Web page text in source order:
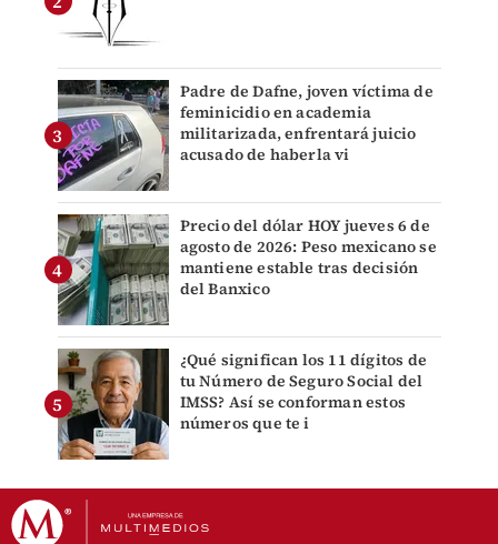
Padre de Dafne, joven víctima de
feminicidio en academia
militarizada, enfrentará juicio
acusado de haberla vi
Precio del dólar HOY jueves 6 de
agosto de 2026: Peso mexicano se
mantiene estable tras decisión
del Banxico
¿Qué significan los 11 dígitos de
tu Número de Seguro Social del
IMSS? Así se conforman estos
números que te i